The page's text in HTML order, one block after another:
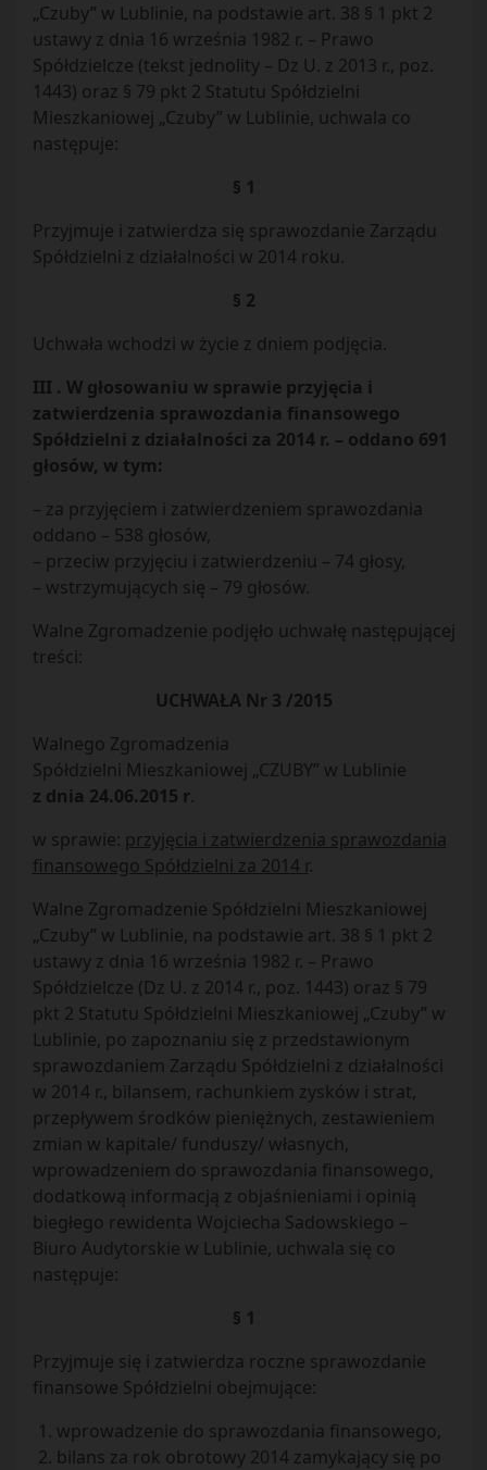
„Czuby” w Lublinie, na podstawie art. 38 § 1 pkt 2
ustawy z dnia 16 września 1982 r. – Prawo
Spółdzielcze (tekst jednolity – Dz U. z 2013 r., poz.
1443) oraz § 79 pkt 2 Statutu Spółdzielni
Mieszkaniowej „Czuby” w Lublinie, uchwala co
następuje:
§ 1
Przyjmuje i zatwierdza się sprawozdanie Zarządu
Spółdzielni z działalności w 2014 roku.
§ 2
Uchwała wchodzi w życie z dniem podjęcia.
III . W głosowaniu w sprawie przyjęcia i
zatwierdzenia sprawozdania finansowego
Spółdzielni z działalności za 2014 r. – oddano 691
głosów, w tym:
– za przyjęciem i zatwierdzeniem sprawozdania
oddano – 538 głosów,
– przeciw przyjęciu i zatwierdzeniu – 74 głosy,
– wstrzymujących się – 79 głosów.
Walne Zgromadzenie podjęło uchwałę następującej
treści:
UCHWAŁA Nr 3 /2015
Walnego Zgromadzenia
Spółdzielni Mieszkaniowej „CZUBY” w Lublinie
z dnia 24.06.2015 r.
w sprawie: przyjęcia i zatwierdzenia sprawozdania
finansowego Spółdzielni za 2014 r.
Walne Zgromadzenie Spółdzielni Mieszkaniowej
„Czuby” w Lublinie, na podstawie art. 38 § 1 pkt 2
ustawy z dnia 16 września 1982 r. – Prawo
Spółdzielcze (Dz U. z 2014 r., poz. 1443) oraz § 79
pkt 2 Statutu Spółdzielni Mieszkaniowej „Czuby” w
Lublinie, po zapoznaniu się z przedstawionym
sprawozdaniem Zarządu Spółdzielni z działalności
w 2014 r., bilansem, rachunkiem zysków i strat,
przepływem środków pieniężnych, zestawieniem
zmian w kapitale/ funduszy/ własnych,
wprowadzeniem do sprawozdania finansowego,
dodatkową informacją z objaśnieniami i opinią
biegłego rewidenta Wojciecha Sadowskiego –
Biuro Audytorskie w Lublinie, uchwala się co
następuje:
§ 1
Przyjmuje się i zatwierdza roczne sprawozdanie
finansowe Spółdzielni obejmujące:
wprowadzenie do sprawozdania finansowego,
bilans za rok obrotowy 2014 zamykający się po